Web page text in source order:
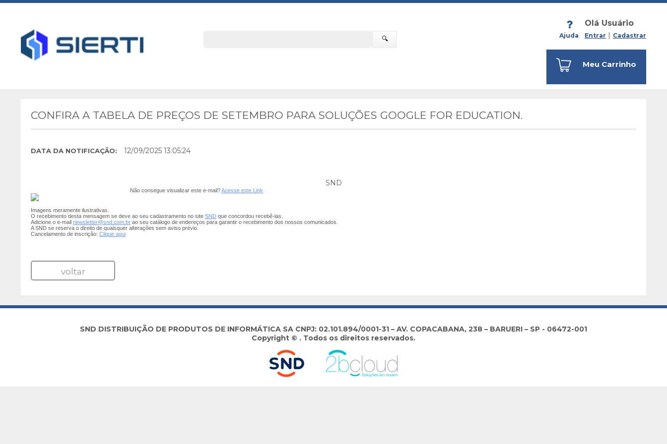
🔍 Ajuda
Olá Usuário
Entrar Cadastrar
Meu Carrinho
CONFIRA A TABELA DE PREÇOS DE SETEMBRO PARA SOLUÇÕES GOOGLE FOR EDUCATION.
DATA DA NOTIFICAÇÃO: 12/09/2025 13:05:24
SND
Não consegue visualizar este e-mail?Acesse este Link
Imagens meramente ilustrativas.
O recebimento desta mensagem se deve ao seu cadastramento no site SND que concordou recebê-las.
Adicione o e-mail newsletter@snd.com.br ao seu catálogo de endereços para garantir o recebimento dos nossos comunicados.
A SND se reserva o direito de quaisquer alterações sem aviso prévio.
Cancelamento de inscrição: Clique aqui
voltar
SND DISTRIBUIÇÃO DE PRODUTOS DE INFORMÁTICA SA CNPJ: 02.101.894/0001-31 – AV. COPACABANA, 238 – BARUERI – SP - 06472-001
Copyright © . Todos os direitos reservados.